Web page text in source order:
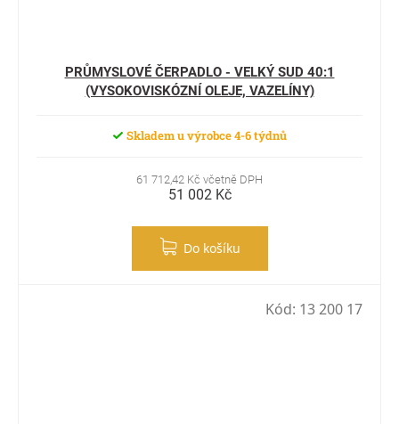
PRŮMYSLOVÉ ČERPADLO - VELKÝ SUD 40:1
(VYSOKOVISKÓZNÍ OLEJE, VAZELÍNY)
Skladem u výrobce 4-6 týdnů
61 712,42 Kč včetně DPH
51 002 Kč
Do košíku
Kód: 13 200 17